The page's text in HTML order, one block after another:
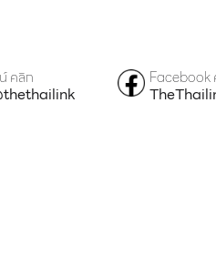
คลิก Facebook